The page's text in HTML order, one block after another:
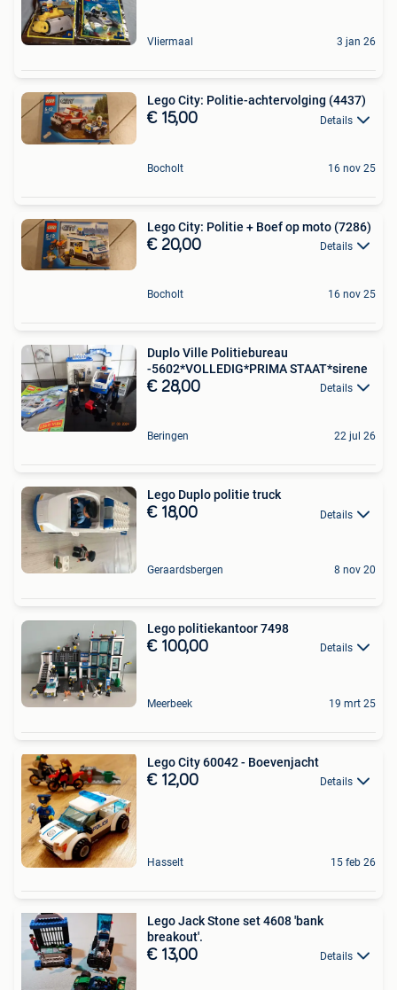
Vliermaal 3 jan 26
Lego City: Politie-achtervolging (4437)
€ 15,00 Details
Bocholt 16 nov 25
Lego City: Politie + Boef op moto (7286)
€ 20,00 Details
Bocholt 16 nov 25
Duplo Ville Politiebureau
-5602*VOLLEDIG*PRIMA STAAT*sirene
€ 28,00 Details
Beringen 22 jul 26
Lego Duplo politie truck
€ 18,00 Details
Geraardsbergen 8 nov 20
Lego politiekantoor 7498
€ 100,00 Details
Meerbeek 19 mrt 25
Lego City 60042 - Boevenjacht
€ 12,00 Details
Hasselt 15 feb 26
Lego Jack Stone set 4608 'bank
breakout'.
€ 13,00 Details